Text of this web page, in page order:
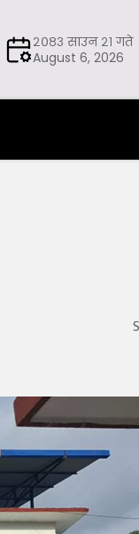
२०८३ साउन २१ गते
August 6, 2026